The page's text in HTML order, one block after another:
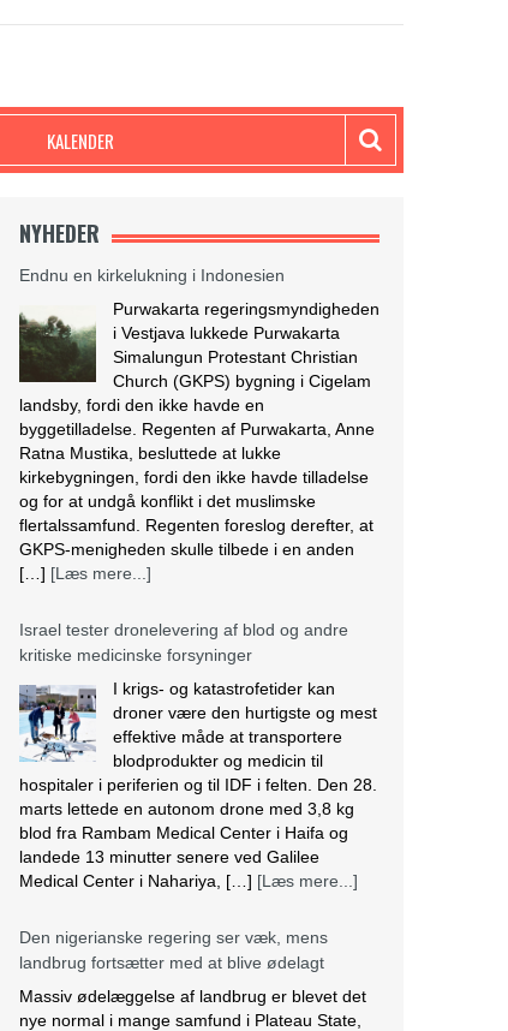
KALENDER
NYHEDER
Endnu en kirkelukning i Indonesien
Purwakarta regeringsmyndigheden
i Vestjava lukkede Purwakarta
Simalungun Protestant Christian
Church (GKPS) bygning i Cigelam
landsby, fordi den ikke havde en
byggetilladelse. Regenten af Purwakarta, Anne
Ratna Mustika, besluttede at lukke
kirkebygningen, fordi den ikke havde tilladelse
og for at undgå konflikt i det muslimske
flertalssamfund. Regenten foreslog derefter, at
GKPS-menigheden skulle tilbede i en anden
[…] [Læs mere...]
Israel tester dronelevering af blod og andre
kritiske medicinske forsyninger
I krigs- og katastrofetider kan
droner være den hurtigste og mest
effektive måde at transportere
blodprodukter og medicin til
hospitaler i periferien og til IDF i felten. Den 28.
marts lettede en autonom drone med 3,8 kg
blod fra Rambam Medical Center i Haifa og
landede 13 minutter senere ved Galilee
Medical Center i Nahariya, […] [Læs mere...]
Den nigerianske regering ser væk, mens
landbrug fortsætter med at blive ødelagt
Massiv ødelæggelse af landbrug er blevet det
nye normal i mange samfund i Plateau State,